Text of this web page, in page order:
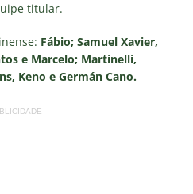
titular.
Fábio; Samuel Xavier,
e Marcelo; Martinelli,
Keno e Germán Cano.